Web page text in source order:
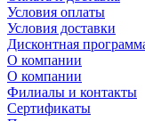
Условия оплаты
Условия доставки
Дисконтная
О компании
О компании
Филиалы и контакты
Сертификаты